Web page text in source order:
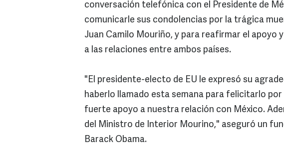
conversación telefónica con el Presidente de
comunicarle sus condolencias por la trágica
Juan Camilo Mouriño, y para reafirmar el apoyo
a las relaciones entre ambos países.
"El presidente-electo de EU le expresó su
haberlo llamado esta semana para felicitarlo
fuerte apoyo a nuestra relación con México.
del Ministro de Interior Mourino," aseguró un
Barack Obama.